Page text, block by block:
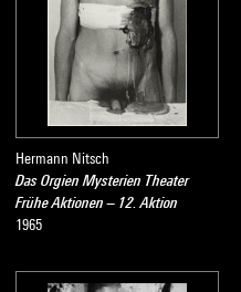
Paris, Centre Pompidou,
Hermann Nitsch
Das Orgien Mysterien Theater
Frühe Aktionen – 12. Aktion
1965